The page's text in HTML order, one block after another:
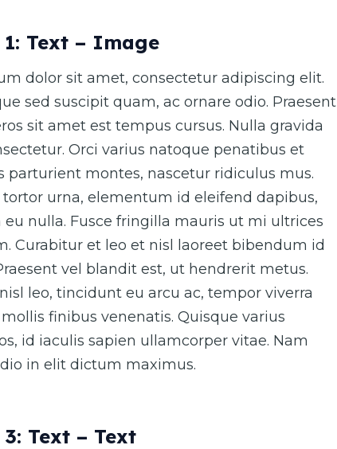
Text – Image
dolor sit amet, consectetur adipiscing elit.
sed suscipit quam, ac ornare odio. Praesent
sit amet est tempus cursus. Nulla gravida
Orci varius natoque penatibus et
parturient montes, nascetur ridiculus mus.
tortor urna, elementum id eleifend dapibus,
nulla. Fusce fringilla mauris ut mi ultrices
Curabitur et leo et nisl laoreet bibendum id
vel blandit est, ut hendrerit metus.
leo, tincidunt eu arcu ac, tempor viverra
finibus venenatis. Quisque varius
id iaculis sapien ullamcorper vitae. Nam
in elit dictum maximus.
Text – Text